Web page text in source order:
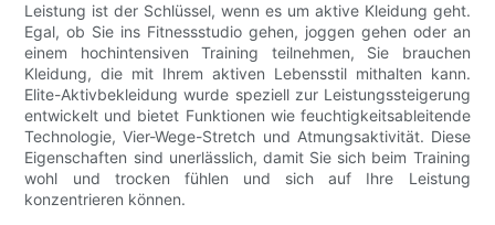
Leistung ist der Schlüssel, wenn es um aktive Kleidung geht.
Egal, ob Sie ins Fitnessstudio gehen, joggen gehen oder an
einem hochintensiven Training teilnehmen, Sie brauchen
Kleidung, die mit Ihrem aktiven Lebensstil mithalten kann.
Elite-Aktivbekleidung wurde speziell zur Leistungssteigerung
entwickelt und bietet Funktionen wie feuchtigkeitsableitende
Technologie, Vier-Wege-Stretch und Atmungsaktivität. Diese
Eigenschaften sind unerlässlich, damit Sie sich beim Training
wohl und trocken fühlen und sich auf Ihre Leistung
konzentrieren können.